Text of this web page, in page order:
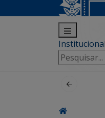
Institucional
Pesquisar
por: